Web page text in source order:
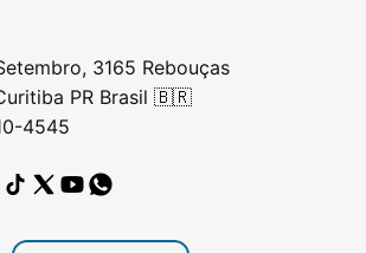
3165 Rebouças
PR Brasil 🇧🇷
4545